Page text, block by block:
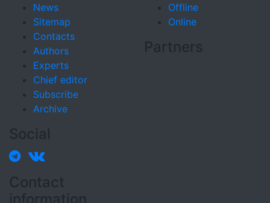
News
Sitemap
Contacts
Authors
Experts
Chief editor
Subscribe
Archive
Offline
Online
Partners
Social
Contact
information